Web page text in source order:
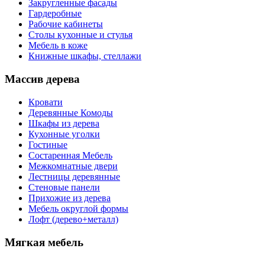
Закругленные фасады
Гардеробные
Рабочие кабинеты
Столы кухонные и стулья
Мебель в коже
Книжные шкафы, стеллажи
Массив дерева
Кровати
Деревянные Комоды
Шкафы из дерева
Кухонные уголки
Гостиные
Состаренная Мебель
Межкомнатные двери
Лестницы деревянные
Стеновые панели
Прихожие из дерева
Мебель округлой формы
Лофт (дерево+металл)
Мягкая мебель